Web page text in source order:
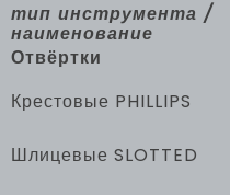
тип инструмента /
наименование
Отвёртки
Крестовые PHILLIPS
Шлицевые SLOTTED